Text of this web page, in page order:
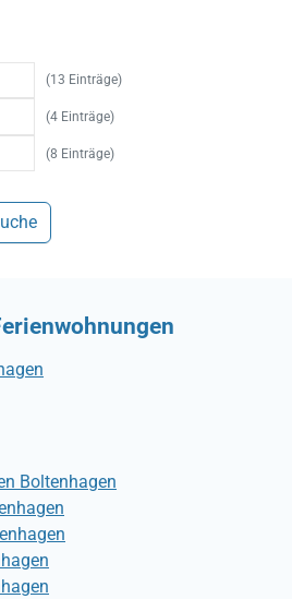
(13 Einträge)
(4 Einträge)
(8 Einträge)
Boltenhagen